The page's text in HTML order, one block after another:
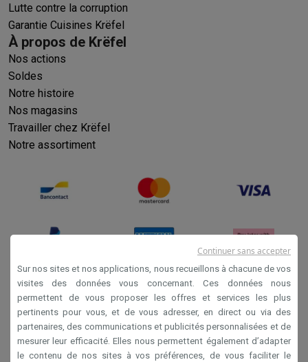
Lutte contre la corruption
Garantie Cuisines Krëfel
À propos de Krëfel
Nos actions
Soldes
Notre histoire
Nos magasins
Travailler chez Krëfel
Notre assortiment
Conditions générales de vente
Privacy
Disclaimer
Sur nos sites et nos applications, nous recueillons à chacune de vos
visites des données vous concernant. Ces données nous
permettent de vous proposer les offres et services les plus
pertinents pour vous, et de vous adresser, en direct ou via des
partenaires, des communications et publicités personnalisées et de
mesurer leur efficacité. Elles nous permettent également d’adapter
le contenu de nos sites à vos préférences, de vous faciliter le
Continuer sans accepter